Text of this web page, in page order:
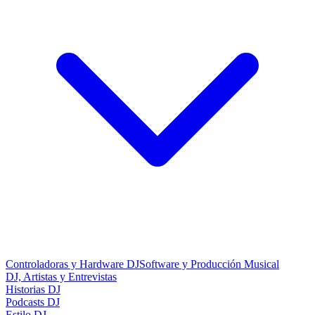
Controladoras y Hardware DJSoftware y Producción Musical
DJ, Artistas y Entrevistas
Historias DJ
Podcasts DJ